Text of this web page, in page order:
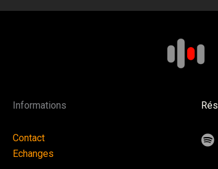
Informations
Contact
Echanges